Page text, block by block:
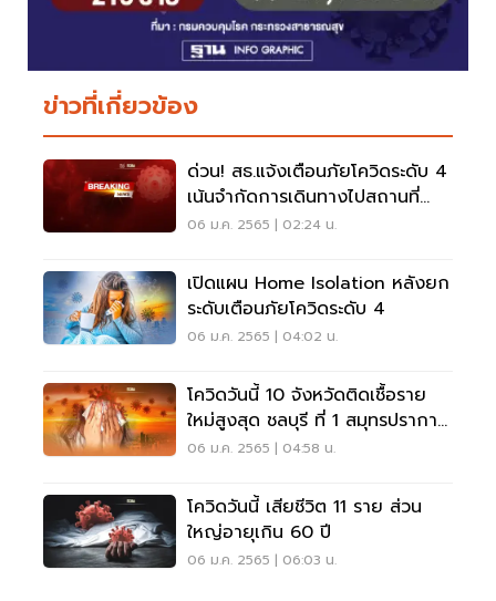
ข่าวที่เกี่ยวข้อง
ด่วน! สธ.แจ้งเตือนภัยโควิดระดับ 4
เน้นจำกัดการเดินทางไปสถานที่
เสี่ยง
06 ม.ค. 2565 | 02:24 น.
เปิดแผน Home Isolation หลังยก
ระดับเตือนภัยโควิดระดับ 4
06 ม.ค. 2565 | 04:02 น.
โควิดวันนี้ 10 จังหวัดติดเชื้อราย
ใหม่สูงสุด ชลบุรี ที่ 1 สมุทรปราการ
พุ่งที่ 2
06 ม.ค. 2565 | 04:58 น.
โควิดวันนี้ เสียชีวิต 11 ราย ส่วน
ใหญ่อายุเกิน 60 ปี
06 ม.ค. 2565 | 06:03 น.